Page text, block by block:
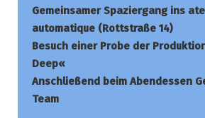
Gemeinsamer Spaziergang ins
automatique (Rottstraße 14)
Besuch einer Probe der
Deep«
Anschließend beim Abendessen
Team